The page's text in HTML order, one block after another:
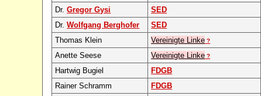
Dr.Gregor Gysi SED
Dr.Wolfgang Berghofer SED
Thomas Klein
Vereinigte Linke ?
Anette Seese Vereinigte Linke ?
Hartwig Bugiel
FDGB
Rainer Schramm
FDGB